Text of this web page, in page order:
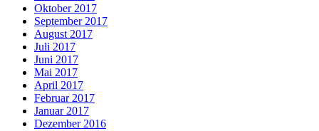
Oktober 2017
September 2017
August 2017
Juli 2017
Juni 2017
Mai 2017
April 2017
Februar 2017
Januar 2017
Dezember 2016